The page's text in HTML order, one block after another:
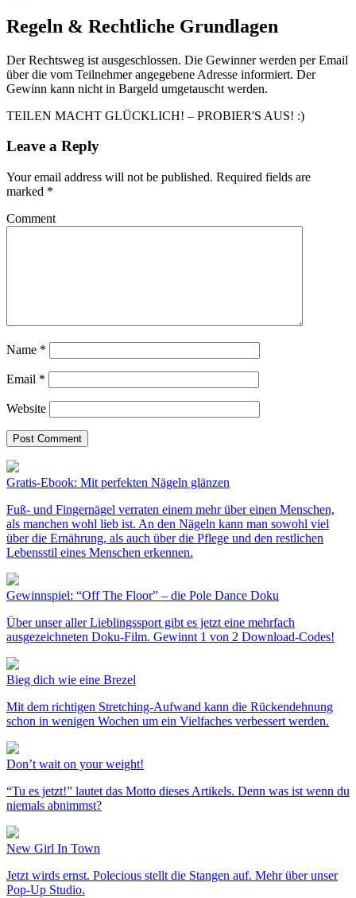
Regeln & Rechtliche Grundlagen
Der Rechtsweg ist ausgeschlossen. Die Gewinner werden per Email
über die vom Teilnehmer angegebene Adresse informiert. Der
Gewinn kann nicht in Bargeld umgetauscht werden.
TEILEN MACHT GLÜCKLICH! – PROBIER'S AUS! :)
Leave a Reply
Your email address will not be published. Required fields are
marked *
Comment
Name *
Email *
Website
Gratis-Ebook: Mit perfekten Nägeln glänzen
Fuß- und Fingernägel verraten einem mehr über einen Menschen,
als manchen wohl lieb ist. An den Nägeln kann man sowohl viel
über die Ernährung, als auch über die Pflege und den restlichen
Lebensstil eines Menschen erkennen.
Gewinnspiel: “Off The Floor” – die Pole Dance Doku
Über unser aller Lieblingssport gibt es jetzt eine mehrfach
ausgezeichneten Doku-Film. Gewinnt 1 von 2 Download-Codes!
Bieg dich wie eine Brezel
Mit dem richtigen Stretching-Aufwand kann die Rückendehnung
schon in wenigen Wochen um ein Vielfaches verbessert werden.
Don’t wait on your weight!
“Tu es jetzt!” lautet das Motto dieses Artikels. Denn was ist wenn du
niemals abnimmst?
New Girl In Town
Jetzt wirds ernst. Polecious stellt die Stangen auf. Mehr über unser
Pop-Up Studio.